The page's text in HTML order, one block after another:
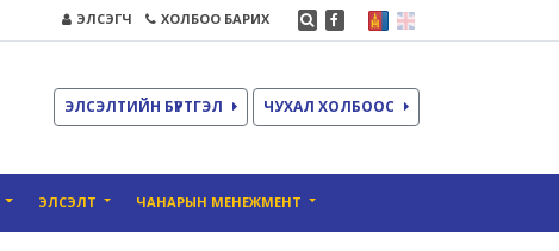
ЭЛСЭГЧ ХОЛБОО БАРИХ
ЭЛСЭЛТИЙН БҮРТГЭЛ ЧУХАЛ ХОЛБООС
ЭЛСЭЛТ ЧАНАРЫН МЕНЕЖМЕНТ